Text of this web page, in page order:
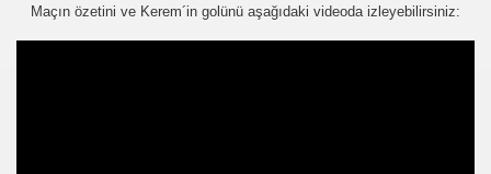
Maçın özetini ve Kerem´in golünü aşağıdaki videoda izleyebilirsiniz:
arası Gol Krallığı